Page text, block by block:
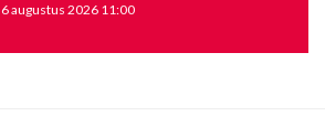
6 augustus 2026 11:00